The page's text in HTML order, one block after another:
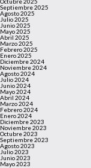
Septiembre 2025
Agosto 2025
Julio 2025
Junio 2025
Mayo 2025
Abril 2025
Marzo 2025
Febrero 2025
Enero 2025
Diciembre 2024
Noviembre 2024
Agosto 2024
Julio 2024
Junio 2024
Mayo 2024
Abril 2024
Marzo 2024
Febrero 2024
Enero 2024
Diciembre 2023
Noviembre 2023
Octubre 2023
Septiembre 2023
Agosto 2023
Julio 2023
Junio 2023
Mayo 2023